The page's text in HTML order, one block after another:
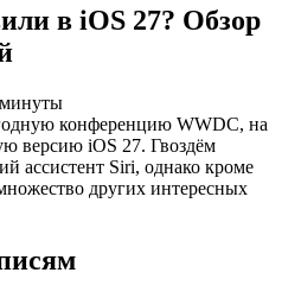
в iOS 27? Обзор
конференцию WWDC, на
версию iOS 27. Гвоздём
ассистент Siri, однако кроме
других интересных